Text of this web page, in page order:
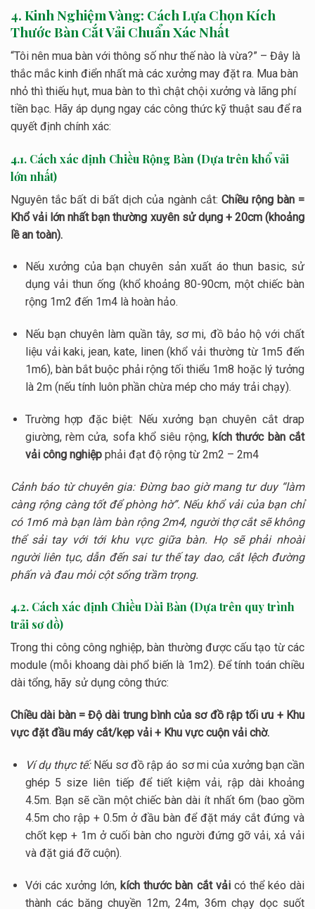
4. Kinh Nghiệm Vàng: Cách Lựa Chọn Kích
Thước Bàn Cắt Vải Chuẩn Xác Nhất
“Tôi nên mua bàn với thông số như thế nào là vừa?” – Đây là
thắc mắc kinh điển nhất mà các xưởng may đặt ra. Mua bàn
nhỏ thì thiếu hụt, mua bàn to thì chật chội xưởng và lãng phí
tiền bạc. Hãy áp dụng ngay các công thức kỹ thuật sau để ra
quyết định chính xác:
4.1. Cách xác định Chiều Rộng Bàn (Dựa trên khổ vải
lớn nhất)
Nguyên tắc bất di bất dịch của ngành cắt: Chiều rộng bàn =
Khổ vải lớn nhất bạn thường xuyên sử dụng + 20cm(khoảng
lề an toàn).
Nếu xưởng của bạn chuyên sản xuất áo thun basic, sử
dụng vải thun ống (khổ khoảng 80-90cm, một chiếc bàn
rộng 1m2 đến 1m4là hoàn hảo.
Nếu bạn chuyên làm quần tây, sơ mi, đồ bảo hộ với chất
liệu vải kaki, jean, kate, linen (khổ vải thường từ 1m5 đến
1m6), bàn bắt buộc phải rộng tối thiểu 1m8 hoặc lý tưởng
là 2m(nếu tính luôn phần chừa mép cho máy trải chạy).
Trường hợp đặc biệt: Nếu xưởng bạn chuyên cắt drap
giường, rèm cửa, sofa khổ siêu rộng, kích thước bàn cắt
vải công nghiệpphải đạt độ rộng từ 2m2 – 2m4
Cảnh báo từ chuyên gia: Đừng bao giờ mang tư duy “làm
càng rộng càng tốt để phòng hờ”. Nếu khổ vải của bạn chỉ
có 1m6mà bạn làm bàn rộng 2m4, người thợ cắt sẽ không
thể sải tay với tới khu vực giữa bàn. Họ sẽ phải nhoài
người liên tục, dẫn đến sai tư thế tay dao, cắt lệch đường
phấn và đau mỏi cột sống trầm trọng.
4.2. Cách xác định Chiều Dài Bàn (Dựa trên quy trình
trải sơ đồ)
Trong thi công công nghiệp, bàn thường được cấu tạo từ các
module (mỗi khoang dài phổ biến là 1m2). Để tính toán chiều
dài tổng, hãy sử dụng công thức:
Chiều dài bàn = Độ dài trung bình của sơ đồ rập tối ưu + Khu
vực đặt đầu máy cắt/kẹp vải + Khu vực cuộn vải chờ.
Ví dụ thực tế:Nếu sơ đồ rập áo sơ mi của xưởng bạn cần
ghép 5 size liên tiếp để tiết kiệm vải, rập dài khoảng
4.5m. Bạn sẽ cần một chiếc bàn dài ít nhất6m (bao gồm
4.5mcho rập + 0.5mở đầu bàn để đặt máy cắt đứng và
chốt kẹp + 1m ở cuối bàn cho người đứng gỡ vải, xả vải
và đặt giá đỡ cuộn).
Với các xưởng lớn, kích thước bàn cắt vảicó thể kéo dài
thành các băng chuyền 12m, 24m, 36m chạy dọc suốt